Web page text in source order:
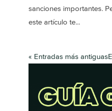
sanciones importantes.
este artículo te...
« Entradas más antiguas